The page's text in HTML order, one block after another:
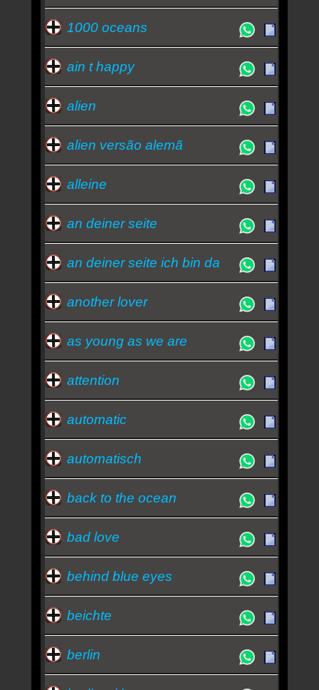
california
Tokio Hotel
1000 oceans
ain t happy
alien
alien versão alemã
alleine
an deiner seite
an deiner seite ich bin da
another lover
as young as we are
attention
automatic
automatisch
back to the ocean
bad love
behind blue eyes
beichte
berlin